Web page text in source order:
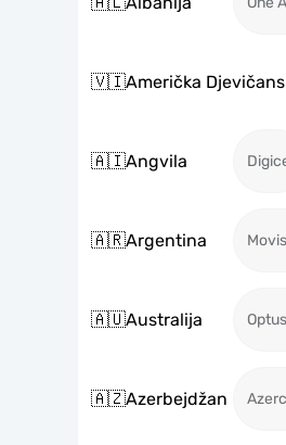
🇻🇮Američka
🇦🇮Angvila
🇦🇷Argentina
🇦🇺Australija Optus
🇦🇿Azerbejdžan